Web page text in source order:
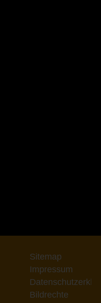
Sitemap
Impressum
Bildrechte